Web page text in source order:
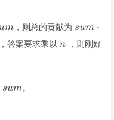
m ，则总的贡献为
1}_{n-
sum ⋅
，答案要求乘以 n
n，则刚好
sum
sum。